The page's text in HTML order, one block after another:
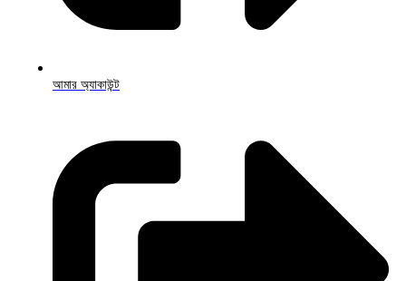
আমার অ্যাকাউন্ট